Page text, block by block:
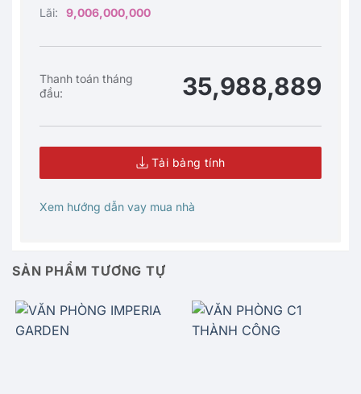
Lãi: 9,006,000,000
Thanh toán tháng
đầu:
35,988,889
Tải bảng tính
Xem hướng dẫn vay mua nhà
SẢN PHẨM TƯƠNG TỰ